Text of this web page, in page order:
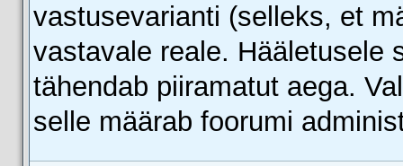
vastusevarianti (selleks, et
vastavale reale. Hääletusele
tähendab piiramatut aega.
selle määrab foorumi